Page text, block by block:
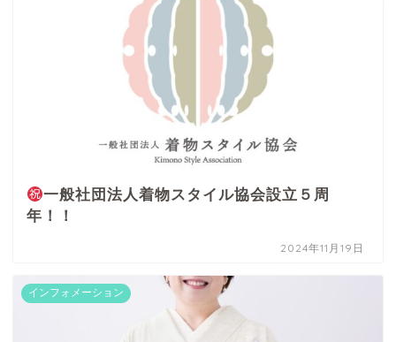
一般社団法人着物スタイル協会設立５周
年！！
2024年11月19日
インフォメーション